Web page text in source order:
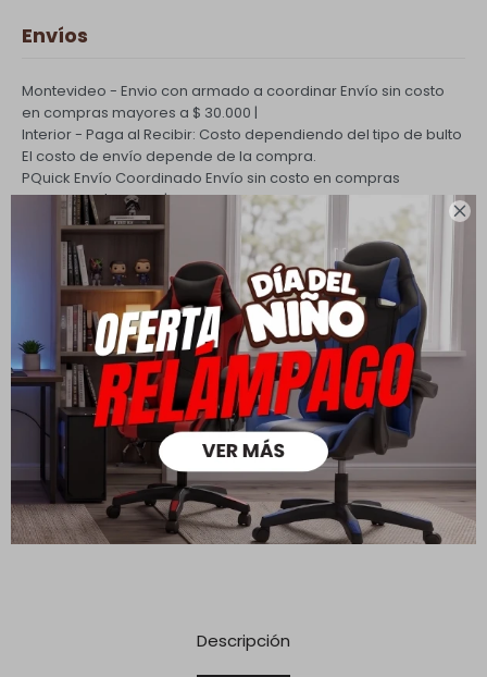

Envíos
Montevideo - Envio con armado a coordinarEnvío sin costo
en compras mayores a $ 30.000 |
Interior - Paga al Recibir: Costo dependiendo del tipo de bulto
El costo de envío depende de la compra.
PQuick Envío Coordinado Envío sin costo en compras
mayores a $ 30.000 |
Cambios y Devoluciones
Todas las compras realizadas tienen un plazo de 5 días para
su cambio.
Ver mas
Medios de pago
Descripción